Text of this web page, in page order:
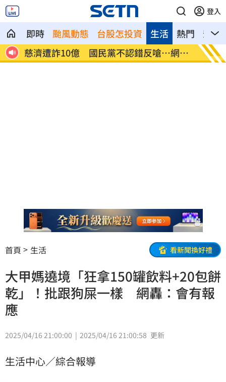
登入
即時 颱風動態 台股怎投資 熱門 影音
生活
率
慈濟遭詐10億 國民黨不認錯反嗆⋯網炸
鍋
就業
高
首頁 生活 看新聞換好禮
大甲媽遶境「狂拿150罐飲料+20包餅
乾」！批跟狗屎一樣 網轟：會有報
應
2025/04/16 21:00:00 2025/04/16 21:00:58 更新
生活中心／綜合報導